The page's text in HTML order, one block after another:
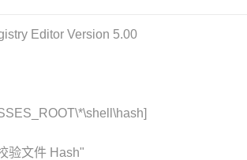
Editor Version 5.00
验文件 Hash"